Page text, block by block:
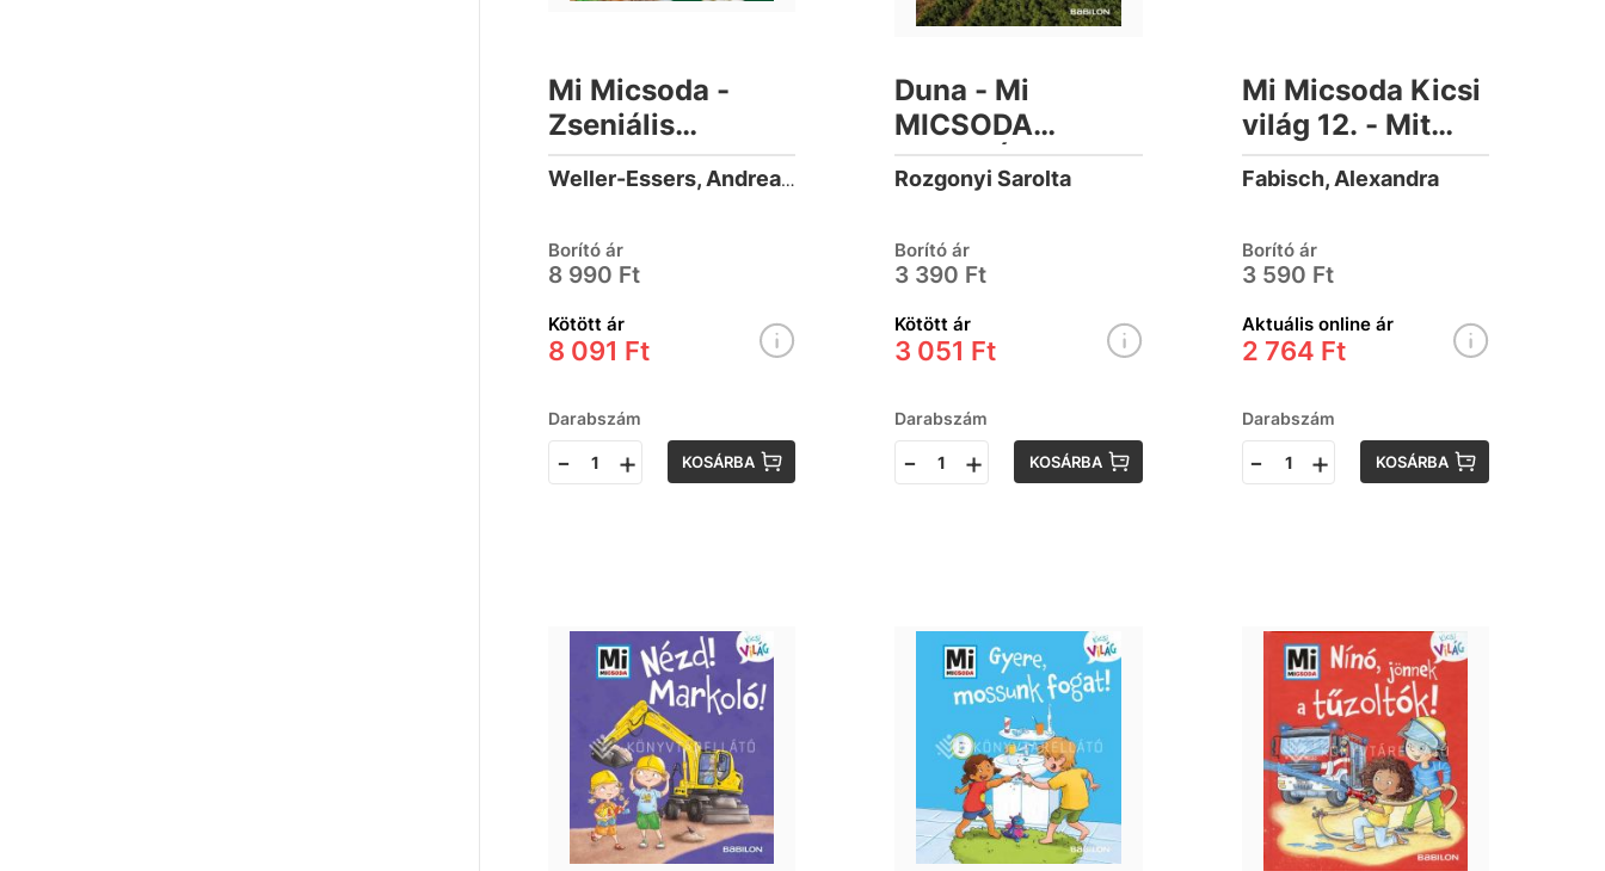
Mi Micsoda -
Zseniális
természet - A
honos élővilág
Weller-Essers, Andrea (1977-)
Borító ár
8 990 Ft
Kötött ár
8 091 Ft
Darabszám
- + KOSÁRBA
Duna - Mi
MICSODA
OLVASÓ
Rozgonyi Sarolta
Borító ár
3 390 Ft
Kötött ár
3 051 Ft
Darabszám
- + KOSÁRBA
Mi Micsoda Kicsi
világ 12. - Mit
csinál a doktor
néni? - kihajtható
Fabisch, Alexandra
Borító ár
3 590 Ft
Aktuális online ár
2 764 Ft
Darabszám
- + KOSÁRBA